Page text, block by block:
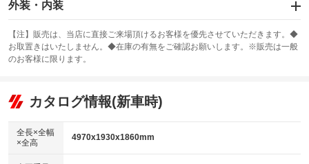
エアバッグ
：装備なし
：装備なし
サンルーフ
：装備あり ABS
リフトアップ
：装備あり
：装備なし
パワーウィンドウ
外装・内装
カーナビ：SDナビ
：装備あり
TV：フルセグ
：装備あり
ビジュアル：-／DVD再生
：装備あり
：装備あり
革シート
【注】販売は、当店に直接ご来場頂けるお客様を優先させていただきます。◆
お取置きはいたしません。◆在庫の有無をご確認お願いします。※販売は一般
のお客様に限ります。
カタログ情報(新車時)
全長×全幅
×全高
4970x1930x1860mm